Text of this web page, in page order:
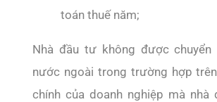
toán thuế năm;
Nhà đầu tư không được chuyển
nước ngoài trong trường hợp
chính của doanh nghiệp mà